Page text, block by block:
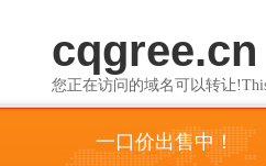
cqgree.cn
您正在访问的域名可以转让
一口价出售中！